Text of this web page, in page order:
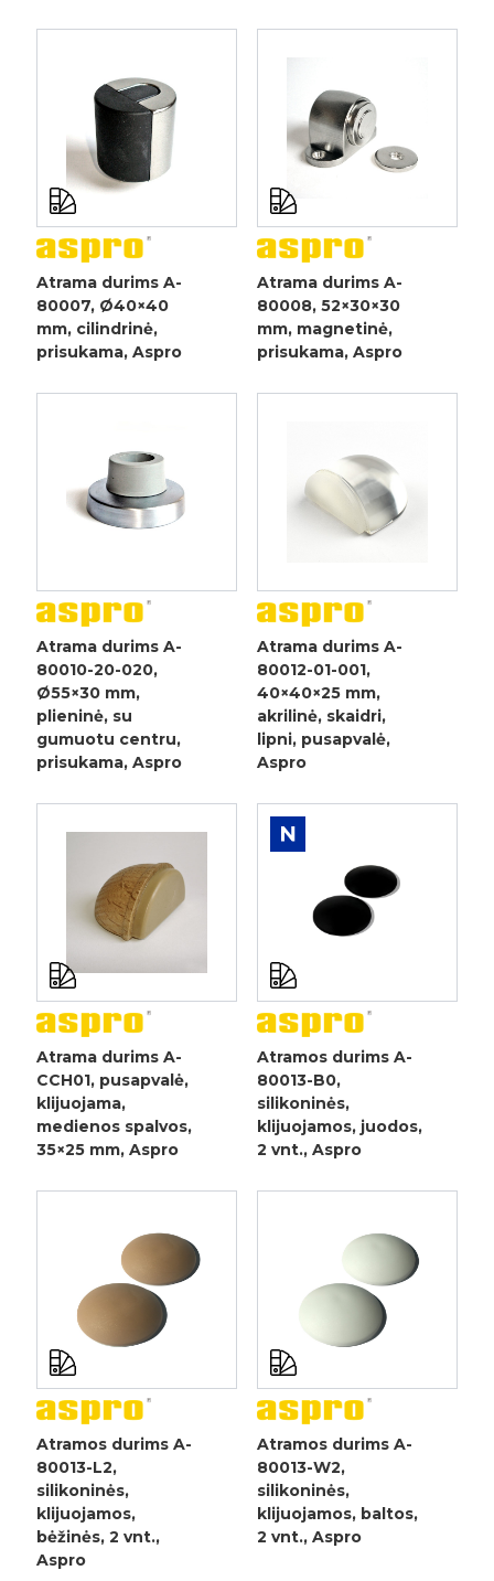
Atrama durims A-
80007, Ø40×40
mm, cilindrinė,
prisukama, Aspro
Atrama durims A-
80008, 52×30×30
mm, magnetinė,
prisukama, Aspro
Atrama durims A-
80010-20-020,
Ø55×30 mm,
plieninė, su
gumuotu centru,
prisukama, Aspro
Atrama durims A-
80012-01-001,
40×40×25 mm,
akrilinė, skaidri,
lipni, pusapvalė,
Aspro
Atrama durims A-
CCH01, pusapvalė,
klijuojama,
medienos spalvos,
35×25 mm, Aspro
Atramos durims A-
80013-B0,
silikoninės,
klijuojamos, juodos,
2 vnt., Aspro
Atramos durims A-
80013-L2,
silikoninės,
klijuojamos,
bėžinės, 2 vnt.,
Aspro
Atramos durims A-
80013-W2,
silikoninės,
klijuojamos, baltos,
2 vnt., Aspro